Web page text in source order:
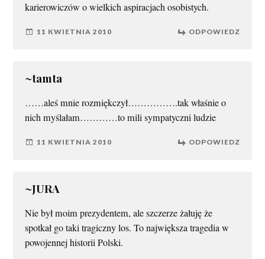
karierowiczów o wielkich aspiracjach osobistych.
11 KWIETNIA 2010 ODPOWIEDZ
~tamta
……aleś mnie rozmiękczył…………….tak właśnie o
nich myślałam…………to mili sympatyczni ludzie
11 KWIETNIA 2010 ODPOWIEDZ
~JURA
Nie był moim prezydentem, ale szczerze żałuję że
spotkał go taki tragiczny los. To największa tragedia w
powojennej historii Polski.